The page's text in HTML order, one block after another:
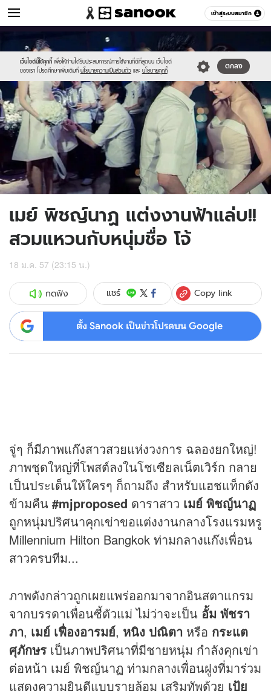
เข้าสู่ระบบสมาชิก
ข่าวบันเทิง หมวดอื่นๆ
เว็บไซต์นี้ใช้คุกกี้ เพื่อให้ท่านได้รับประสบการณ์การใช้งานที่ดีที่สุดบน เว็บไซต์
ของเรา โปรดศึกษาเพิ่มเติมที่ นโยบายความเป็นส่วนตัว และ นโยบายคุกกี้
ตกลง
Sanook
//s.isanook.com/sr/0/images/logo-
new-
sanook.png
//s.isanook.com/ns/0/ud/279/1396035/may01.jpg
เมย์ พิชญ์นาฏ แต่งงานฟ้าแล่บ!!
สวมแหวนกับหนุ่มชื่อ โจ้
18 ม.ค. 57 (23:15 น.)
กดฟัง แชร์ Copy link
ตั้ง Sanook เป็นข่าวโปรดบน Google
จู่ๆ ก็มีภาพแก๊งสาวสวยแห่งวงการ ฉลองยกใหญ่!
ภาพชุดใหญ่ที่โพสต์ลงในโชเซียลเน็ตเวิร์ก กลาย
เป็นประเด็นให้ใครๆ ก็ถามถึง สำหรับแฮชแท็กดัง
ข้ามคืน #mjproposed ดาราสาว เมย์ พิชญ์นาฏ
ถูกหนุ่มปริศนาคุกเข่าขอแต่งงานกลางโรงแรมหรู
Millennium Hilton Bangkok ท่ามกลางแก๊งเพื่อน
สาวครบทีม...
ภาพดังกล่าวถูกเผยแพร่ออกมาจากอินสตาแกรม
จากบรรดาเพื่อนซี้ตัวแม่ ไม่ว่าจะเป็น อั้ม พัชรา
ภา, เมย์ เฟื่องอารมย์, หนิง ปณิตา หรือ กระแต
ศุภักษร เป็นภาพปริศนาที่มีชายหนุ่ม กำลังคุกเข่า
ต่อหน้า เมย์ พิชญ์นาฏ ท่ามกลางเพื่อนฝูงที่มาร่วม
แสดงความยินดีแบบรายล้อม เสริมทัพด้วย เป้ย